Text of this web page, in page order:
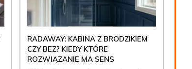
RADAWAY: KABINA Z BRODZIKIEM
CZY BEZ? KIEDY KTÓRE
ROZWIĄZANIE MA SENS